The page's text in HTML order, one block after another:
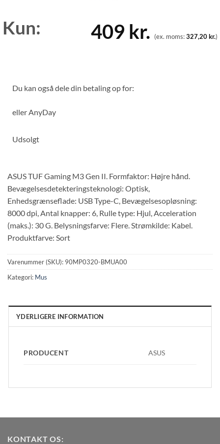
Kun: 409 kr. (ex. moms:327,20kr.)
Du kan også dele din betaling op for:
eller AnyDay
Udsolgt
ASUS TUF Gaming M3 Gen II. Formfaktor: Højre hånd.
Bevægelsesdetekteringsteknologi: Optisk,
Enhedsgrænseflade: USB Type-C, Bevægelsesopløsning:
8000 dpi, Antal knapper: 6, Rulle type: Hjul, Acceleration
(maks.): 30 G. Belysningsfarve: Flere. Strømkilde: Kabel.
Produktfarve: Sort
Varenummer (SKU): 90MP0320-BMUA00
Kategori: Mus
YDERLIGERE INFORMATION
PRODUCENT ASUS
KONTAKT OS: